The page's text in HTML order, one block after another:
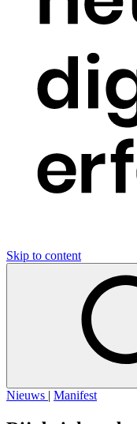
Skip to content
Nieuws | Manifest